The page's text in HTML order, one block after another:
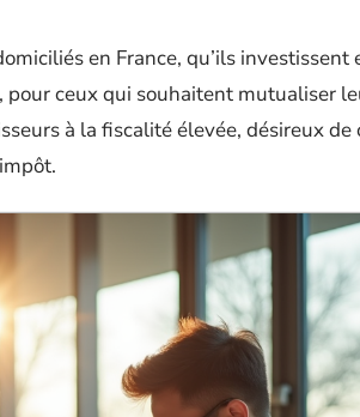
en France, qu’ils investissent
pour ceux qui souhaitent mutualiser
à la fiscalité élevée, désireux de